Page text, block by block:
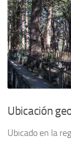
Ubicación
Ubicado en la